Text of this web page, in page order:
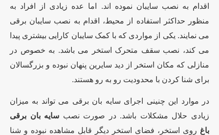
اقدام به نصب سایبان نموده اند. اما عده زیادی از افراد به
منظور حداکثر استفاده از محیط، اقدام به نصب سایبان برقی
می نمایند. یکی از مواردی که با کمک سایبان کارایی بیشتری پیدا
می کند، نصب سقف متحرک استخر می باشد. به خصوص در
منازلی که مکان استخر از دید سایرین پنهان نبوده و بزرگسالان
برای شنا کردن با محدودیت رو به رو هستند.
در موارد این چنینی اجرای سایه بان برقی می تواند به میزان
زیادی حلال مشکلات باشد. در صورت نصب سایه بان برقی
باغ روی استخر، فضای استخر دیگر قابل مشاهده نبوده و شنا